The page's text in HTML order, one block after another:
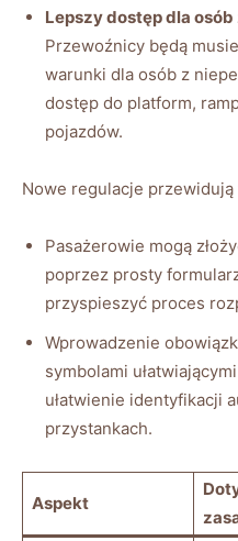
Lepszy dostęp‍ dla​
Przewoźnicy będą
warunki dla osób z
dostęp do platform,
pojazdów.
Nowe regulacje ​przewidują
Pasażerowie ⁣mogą
poprzez prosty
przyspieszyć proces
Wprowadzenie
symbolami
ułatwienie identyfikacji
przystankach.
Aspekt